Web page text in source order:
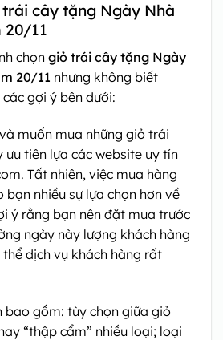
trái cây tặng Ngày Nhà
20/11
chọn giỏ trái cây tặng Ngày
20/11 nhưng không biết
gợi ý bên dưới:
muốn mua những giỏ trái
ưu tiên lựa các website uy tín
Tất nhiên, việc mua hàng
bạn nhiều sự lựa chọn hơn về
ý rằng bạn nên đặt mua trước
ngày này lượng khách hàng
thể dịch vụ khách hàng rất
bao gồm: tùy chọn giữa giỏ
“thập cẩm” nhiều loại; loại